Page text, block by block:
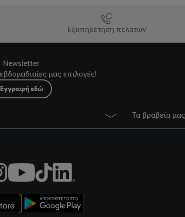
Εξυπηρέτηση πελατών
Newsletter
μας επιλογές!
Εγγραφή εδώ
Τα βραβεία μας